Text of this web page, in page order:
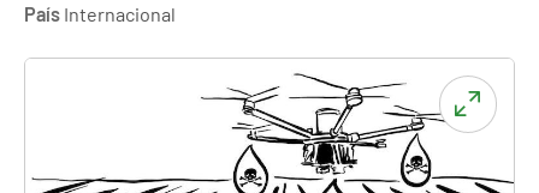
País Internacional